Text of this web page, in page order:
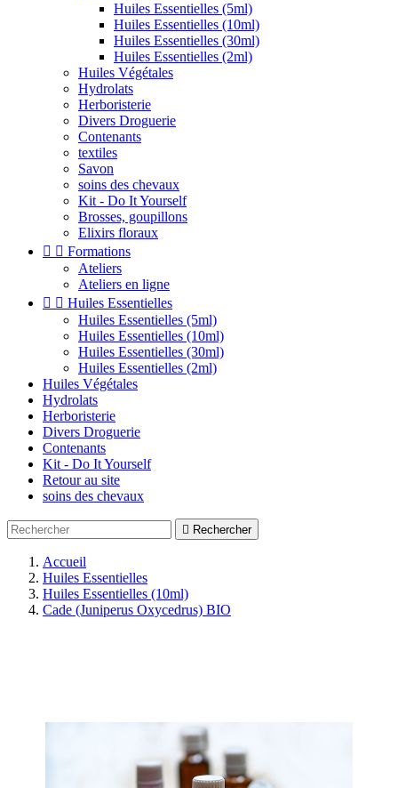
Huiles Essentielles (5ml)
Huiles Essentielles (10ml)
Huiles Essentielles (30ml)
Huiles Essentielles (2ml)
Huiles Végétales
Hydrolats
Herboristerie
Divers Droguerie
Contenants
textiles
Savon
soins des chevaux
Kit - Do It Yourself
Brosses, goupillons
Elixirs floraux
  Formations
Ateliers
Ateliers en ligne
  Huiles Essentielles
Huiles Essentielles (5ml)
Huiles Essentielles (10ml)
Huiles Essentielles (30ml)
Huiles Essentielles (2ml)
Huiles Végétales
Hydrolats
Herboristerie
Divers Droguerie
Contenants
Kit - Do It Yourself
Retour au site
soins des chevaux
 Rechercher
Accueil
Huiles Essentielles
Huiles Essentielles (10ml)
Cade (Juniperus Oxycedrus) BIO